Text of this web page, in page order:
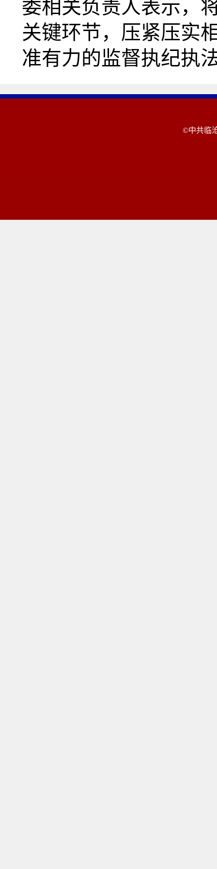
委相关负责人表示，
关键环节，压紧压实
准有力的监督执纪执
©中共临